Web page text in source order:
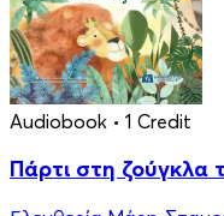
Audiobook • 1 Credit
Πάρτι στη ζούγκλα